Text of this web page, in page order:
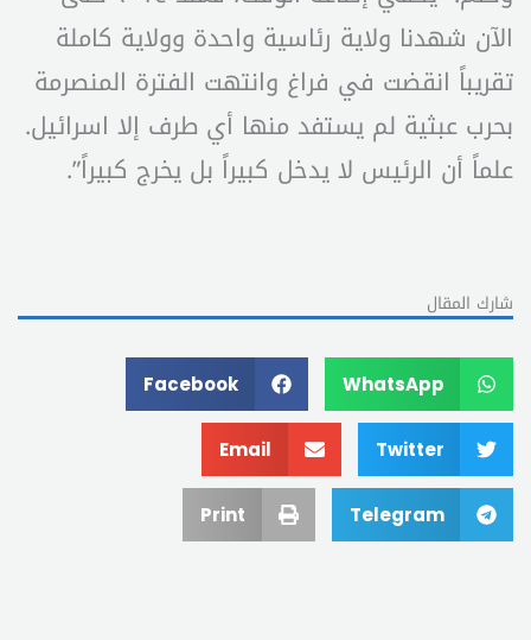
الآن شهدنا ولاية رئاسية واحدة وولاية كاملة
تقريباً انقضت في فراغ وانتهت الفترة المنصرمة
بحرب عبثية لم يستفد منها أي طرف إلا اسرائيل.
علماً أن الرئيس لا يدخل كبيراً بل يخرج كبيراً”.
شارك المقال
WhatsApp
Facebook
Twitter
Email
Telegram
Print